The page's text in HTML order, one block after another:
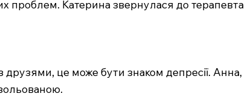
Катерина звернулася до терапевта
це може бути знаком депресії.